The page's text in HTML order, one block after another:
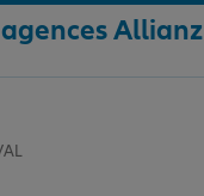
Allianz